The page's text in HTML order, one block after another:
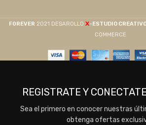
F0REVER 2021 DESAROLLO X-ESTUDIO
COMMERCE
REGISTRATE Y
Sea el primero en conocer nuestras
obtenga ofertas